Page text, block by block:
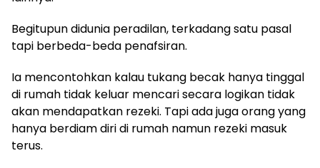
Begitupun didunia peradilan, terkadang satu pasal
tapi berbeda-beda penafsiran.
Ia mencontohkan kalau tukang becak hanya tinggal
di rumah tidak keluar mencari secara logikan tidak
akan mendapatkan rezeki. Tapi ada juga orang yang
hanya berdiam diri di rumah namun rezeki masuk
terus.